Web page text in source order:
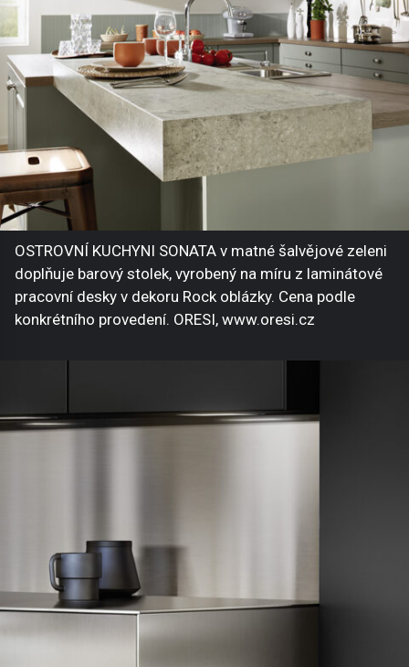
OSTROVNÍ KUCHYNI SONATA v matné šalvějové zeleni
doplňuje barový stolek, vyrobený na míru z laminátové
pracovní desky v dekoru Rock oblázky. Cena podle
konkrétního provedení. ORESI, www.oresi.cz